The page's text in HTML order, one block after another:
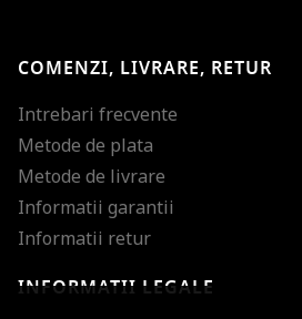
COMENZI, LIVRARE, RETUR
Intrebari frecvente
Metode de plata
Metode de livrare
Informatii garantii
Informatii retur
INFORMATII LEGALE